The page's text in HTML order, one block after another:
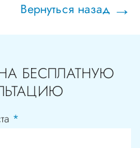
Вернуться назад
БЕСПЛАТНУЮ
*